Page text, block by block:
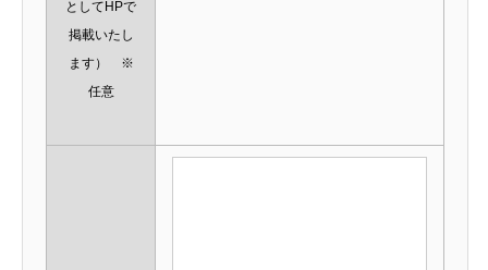
としてHPで
掲載いたし
ます） ※
任意